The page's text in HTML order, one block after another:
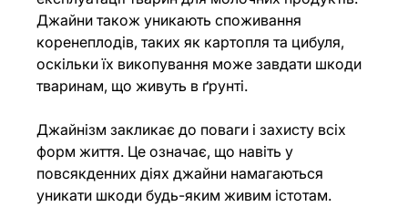
Джайни також уникають споживання
коренеплодів, таких як картопля та цибуля,
оскільки їх викопування може завдати шкоди
тваринам, що живуть в ґрунті.
Джайнізм закликає до поваги і захисту всіх
форм життя. Це означає, що навіть у
повсякденних діях джайни намагаються
уникати шкоди будь-яким живим істотам.